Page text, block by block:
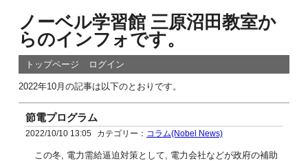
ノーベル学習館 三原沼田教室か
らのインフォです。
トップページ ログイン
2022年10月の記事は以下のとおりです。
節電プログラム
2022/10/10 13:05 カテゴリー： コラム(Nobel News)
この冬, 電力需給逼迫対策として, 電力会社などが政府の補助